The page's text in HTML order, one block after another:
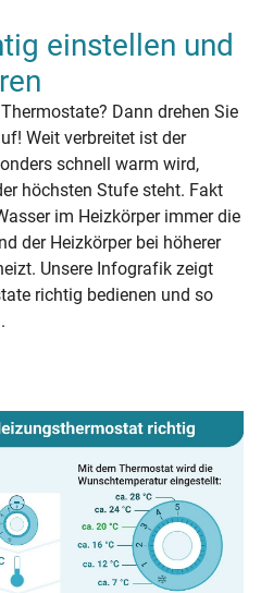
einstellen und
Dann drehen Sie
Weit verbreitet ist der
schnell warm wird,
höchsten Stufe steht. Fakt
im Heizkörper immer die
der Heizkörper bei höherer
Unsere Infografik zeigt
richtig bedienen und so